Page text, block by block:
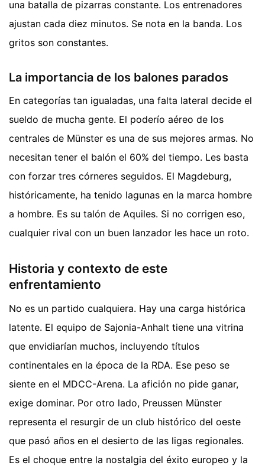
una batalla de pizarras constante. Los entrenadores
ajustan cada diez minutos. Se nota en la banda. Los
gritos son constantes.
La importancia de los balones parados
En categorías tan igualadas, una falta lateral decide el
sueldo de mucha gente. El poderío aéreo de los
centrales de Münster es una de sus mejores armas. No
necesitan tener el balón el 60% del tiempo. Les basta
con forzar tres córneres seguidos. El Magdeburg,
históricamente, ha tenido lagunas en la marca hombre
a hombre. Es su talón de Aquiles. Si no corrigen eso,
cualquier rival con un buen lanzador les hace un roto.
Historia y contexto de este
enfrentamiento
No es un partido cualquiera. Hay una carga histórica
latente. El equipo de Sajonia-Anhalt tiene una vitrina
que envidiarían muchos, incluyendo títulos
continentales en la época de la RDA. Ese peso se
siente en el MDCC-Arena. La afición no pide ganar,
exige dominar. Por otro lado, Preussen Münster
representa el resurgir de un club histórico del oeste
que pasó años en el desierto de las ligas regionales.
Es el choque entre la nostalgia del éxito europeo y la